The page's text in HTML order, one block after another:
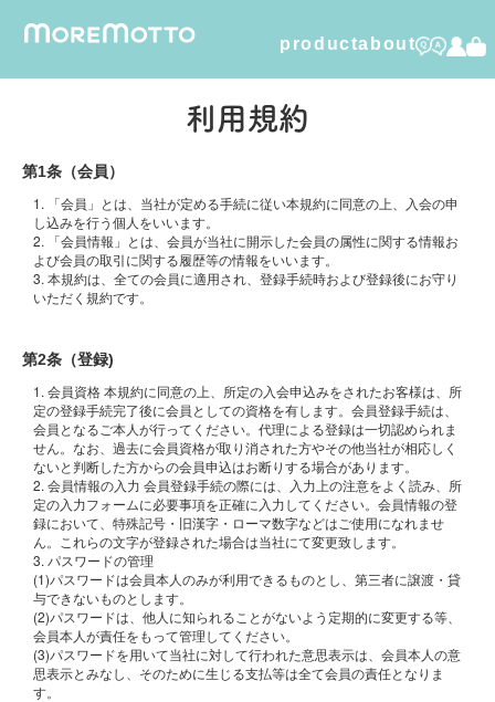
productabout
humuskin water
furico
dental care gel
利用規約
第1条（会員）
1. 「会員」とは、当社が定める手続に従い本規約に同意の上、入会の申
し込みを行う個人をいいます。
2. 「会員情報」とは、会員が当社に開示した会員の属性に関する情報お
よび会員の取引に関する履歴等の情報をいいます。
3. 本規約は、全ての会員に適用され、登録手続時および登録後にお守り
いただく規約です。
第2条（登録)
1. 会員資格 本規約に同意の上、所定の入会申込みをされたお客様は、所
定の登録手続完了後に会員としての資格を有します。会員登録手続は、
会員となるご本人が行ってください。代理による登録は一切認められま
せん。なお、過去に会員資格が取り消された方やその他当社が相応しく
ないと判断した方からの会員申込はお断りする場合があります。
2. 会員情報の入力 会員登録手続の際には、入力上の注意をよく読み、所
定の入力フォームに必要事項を正確に入力してください。会員情報の登
録において、特殊記号・旧漢字・ローマ数字などはご使用になれませ
ん。これらの文字が登録された場合は当社にて変更致します。
3. パスワードの管理
(1)パスワードは会員本人のみが利用できるものとし、第三者に譲渡・貸
与できないものとします。
(2)パスワードは、他人に知られることがないよう定期的に変更する等、
会員本人が責任をもって管理してください。
(3)パスワードを用いて当社に対して行われた意思表示は、会員本人の意
思表示とみなし、そのために生じる支払等は全て会員の責任となりま
す。